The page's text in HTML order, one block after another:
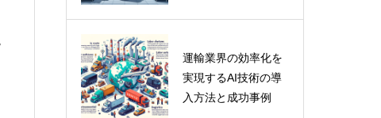
運輸業界の効率化を
実現するAI技術の導
入方法と成功事例